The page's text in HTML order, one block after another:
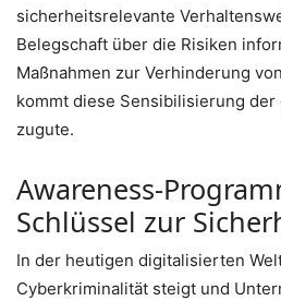
sicherheitsrelevante
Belegschaft über die Risiken
Maßnahmen zur Verhinderung
kommt diese Sensibilisierung der
zugute.
Awareness-
Schlüssel zur
In der heutigen digitalisierten
Cyberkriminalität steigt und